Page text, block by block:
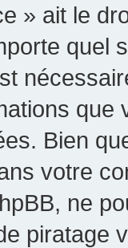
» ait le
quel
Bien
votre
ne
piratage